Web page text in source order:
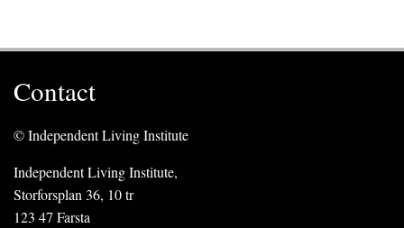
Contact
© Independent Living Institute
Independent Living Institute,
Storforsplan 36, 10 tr
123 47 Farsta